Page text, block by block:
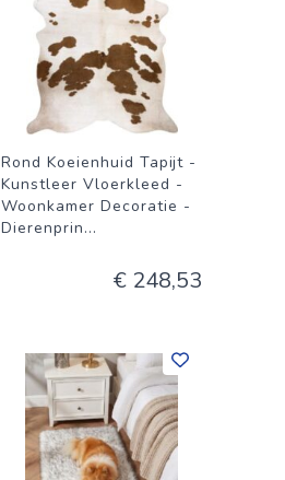
Rond Koeienhuid Tapijt -
Kunstleer Vloerkleed -
Woonkamer Decoratie -
Dierenprin...
€ 248,53